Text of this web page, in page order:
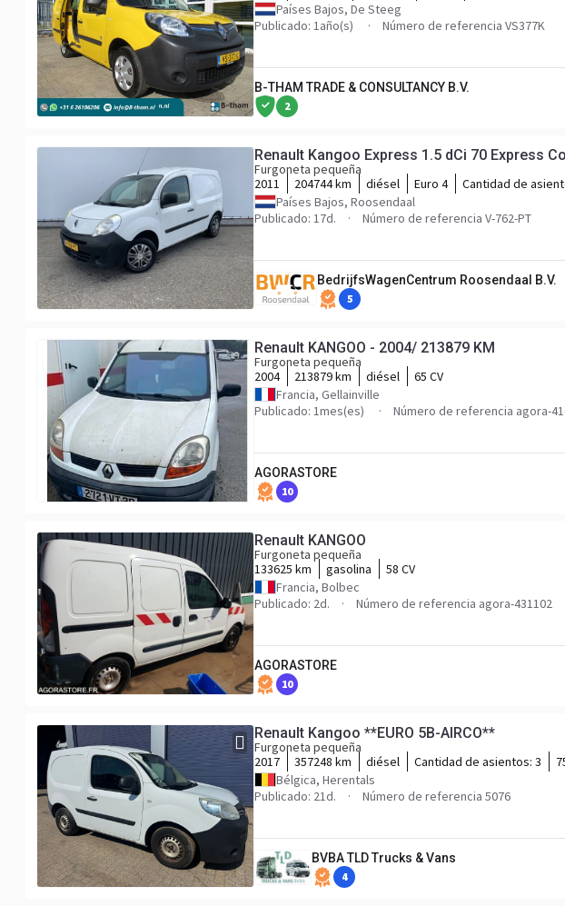
Países Bajos, De Steeg
Publicado: 1año(s)
Número de referencia VS377K
B-THAM TRADE & CONSULTANCY B.V.
2
Renault Kangoo Express 1.5 dCi 70 Express
Furgoneta pequeña
2011
204744 km diésel Euro 4 Cantidad de
Países Bajos, Roosendaal
Publicado: 17d.
Número de referencia V-762-PT
BedrijfsWagenCentrum Roosendaal B.V.
5
Renault KANGOO - 2004/ 213879 KM
Furgoneta pequeña
2004
213879 km diésel
65 CV
Francia, Gellainville
Publicado: 1mes(es)
Número de referencia agora-
AGORASTORE
10
Renault KANGOO
Furgoneta pequeña
133625 km
gasolina
58 CV
Francia, Bolbec
Publicado: 2d.
Número de referencia agora-431102
AGORASTORE
10
Renault Kangoo **EURO 5B-AIRCO**
Furgoneta pequeña
2017
357248 km diésel Cantidad de asientos: 3
Bélgica, Herentals
Publicado: 21d.
Número de referencia 5076
BVBA TLD Trucks & Vans
4